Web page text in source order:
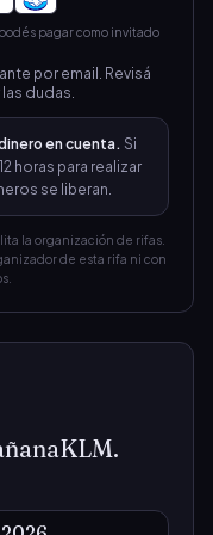
118 119
125 126
132 133
pagar como invitado
por email. Revisá
dudas.
en cuenta. Si
horas para realizar
se liberan.
la organización de rifas.
de esta rifa ni con